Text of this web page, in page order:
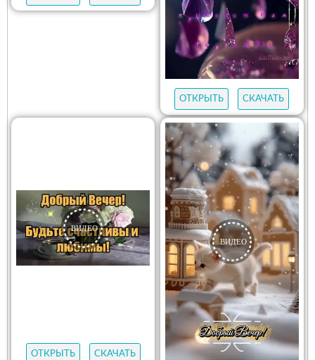
ОТКРЫТЬ СКАЧАТЬ
ОТКРЫТЬ СКАЧАТЬ